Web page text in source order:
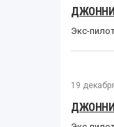
ДЖОННИ
Экс-
19
ДЖОННИ